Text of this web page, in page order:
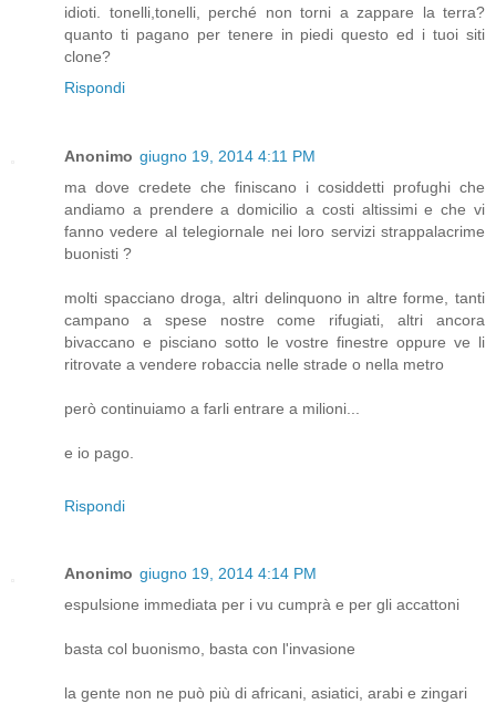
idioti. tonelli,tonelli, perché non torni a zappare la terra?
quanto ti pagano per tenere in piedi questo ed i tuoi siti
clone?
Rispondi
Anonimo giugno 19, 2014 4:11 PM
ma dove credete che finiscano i cosiddetti profughi che
andiamo a prendere a domicilio a costi altissimi e che vi
fanno vedere al telegiornale nei loro servizi strappalacrime
buonisti ?
molti spacciano droga, altri delinquono in altre forme, tanti
campano a spese nostre come rifugiati, altri ancora
bivaccano e pisciano sotto le vostre finestre oppure ve li
ritrovate a vendere robaccia nelle strade o nella metro
però continuiamo a farli entrare a milioni...
e io pago.
Rispondi
Anonimo giugno 19, 2014 4:14 PM
espulsione immediata per i vu cumprà e per gli accattoni
basta col buonismo, basta con l'invasione
la gente non ne può più di africani, asiatici, arabi e zingari